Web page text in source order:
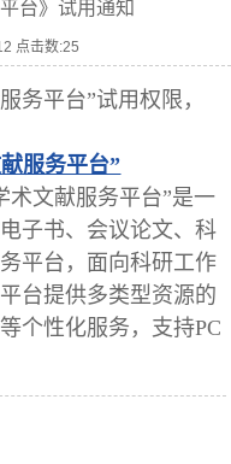
台》试用通知
点击数:25
务平台”试用权限，
服务平台”
术文献服务平台”是一
子书、会议论文、科
平台，面向科研工作
台提供多类型资源的
个性化服务，支持PC